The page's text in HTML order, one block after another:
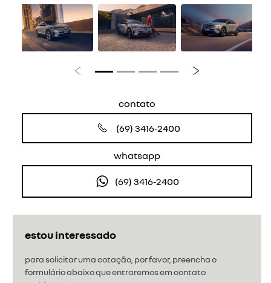
estou interessado
para solicitar uma cotação, por favor, preencha o
formulário abaixo que entraremos em contato
Anterior Próximo
contato
(69) 3416-2400
whatsapp
(69) 3416-2400